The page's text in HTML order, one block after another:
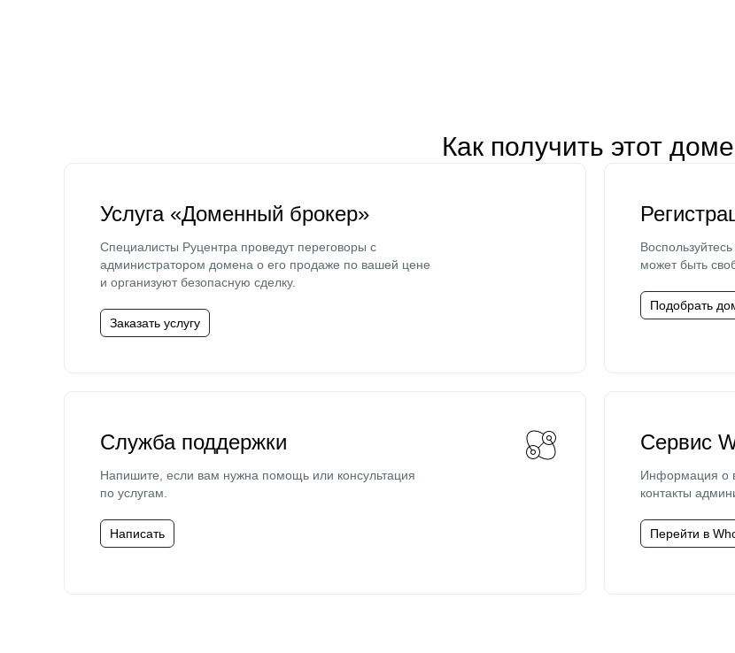
Как получить этот
Услуга «Доменный брокер»
Специалисты Руцентра проведут переговоры с
администратором домена о его продаже по вашей цене
и организуют безопасную сделку.
Заказать услугу
может быть
Подобрать
Служба поддержки
Напишите, если вам нужна помощь или консультация
по услугам.
Написать
Сервис
Информация о
контакты
Перейти в